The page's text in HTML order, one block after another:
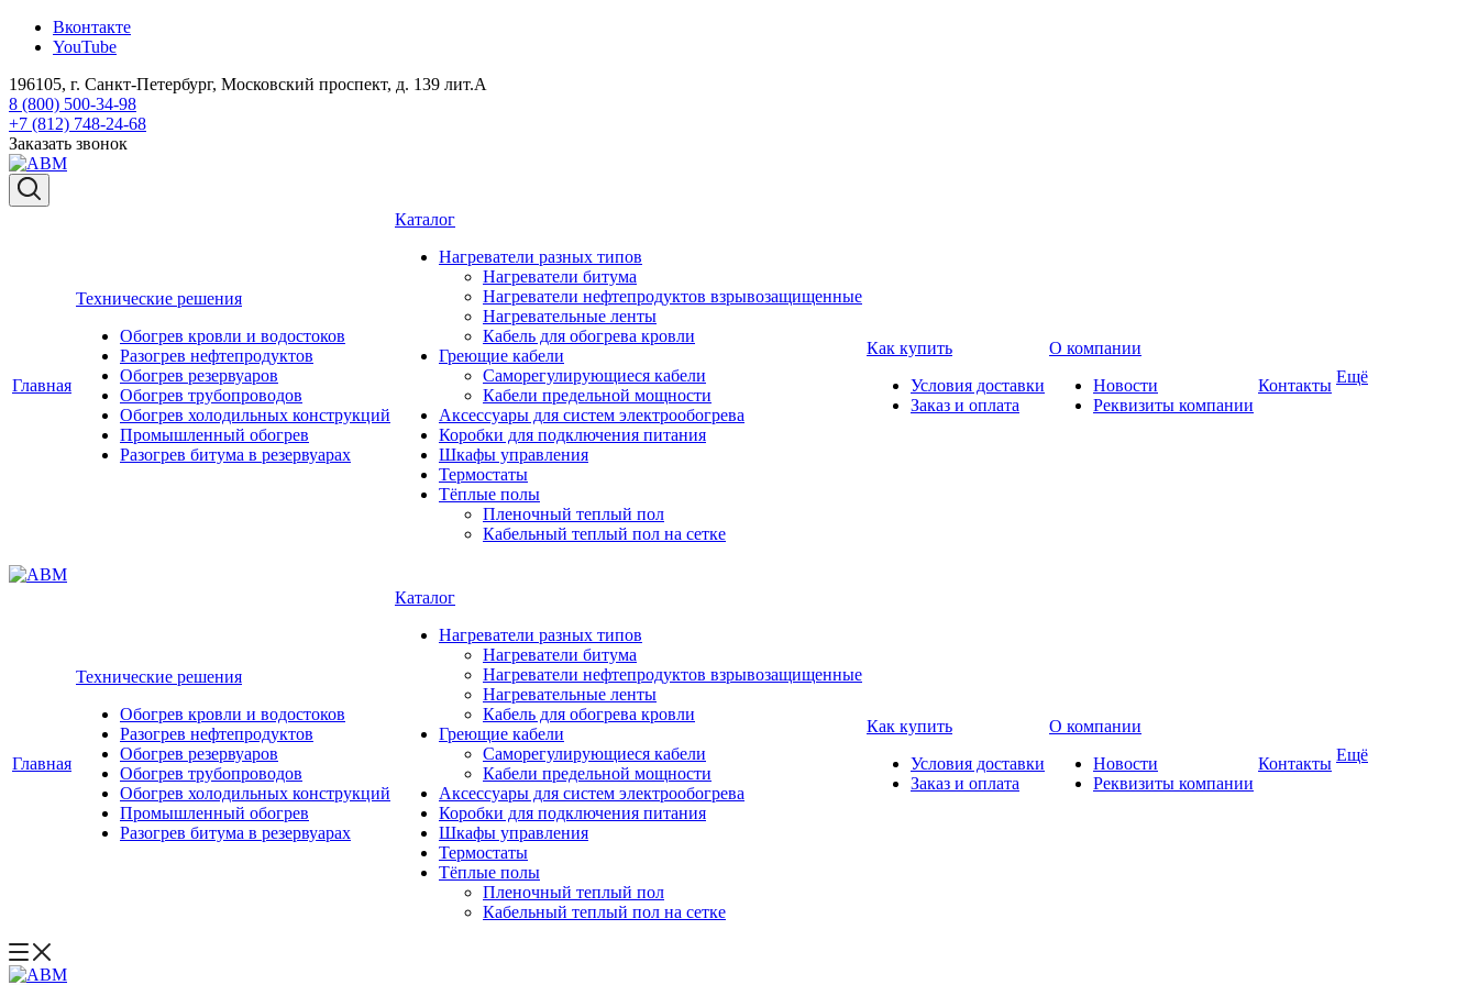
Вконтакте
YouTube
196105, г. Санкт-Петербург, Московский проспект, д. 139 лит.А
8 (800) 500-34-98
+7 (812) 748-24-68
Заказать звонок
Главная
Технические решения
Обогрев кровли и водостоков
Разогрев нефтепродуктов
Обогрев резервуаров
Обогрев трубопроводов
Обогрев холодильных конструкций
Промышленный обогрев
Разогрев битума в резервуарах
Каталог
Нагреватели разных типов
Нагреватели битума
Нагреватели нефтепродуктов взрывозащищенные
Нагревательные ленты
Кабель для обогрева кровли
Греющие кабели
Саморегулирующиеся кабели
Кабели предельной мощности
Аксессуары для систем электрообогрева
Коробки для подключения питания
Шкафы управления
Термостаты
Тёплые полы
Пленочный теплый пол
Кабельный теплый пол на сетке
Как купить
Условия доставки
Заказ и оплата
О компании
Новости
Реквизиты компании
Контакты Ещё
Главная
Технические решения
Обогрев кровли и водостоков
Разогрев нефтепродуктов
Обогрев резервуаров
Обогрев трубопроводов
Обогрев холодильных конструкций
Промышленный обогрев
Разогрев битума в резервуарах
Каталог
Нагреватели разных типов
Нагреватели битума
Нагреватели нефтепродуктов взрывозащищенные
Нагревательные ленты
Кабель для обогрева кровли
Греющие кабели
Саморегулирующиеся кабели
Кабели предельной мощности
Аксессуары для систем электрообогрева
Коробки для подключения питания
Шкафы управления
Термостаты
Тёплые полы
Пленочный теплый пол
Кабельный теплый пол на сетке
Как купить
Условия доставки
Заказ и оплата
О компании
Новости
Реквизиты компании
Контакты Ещё